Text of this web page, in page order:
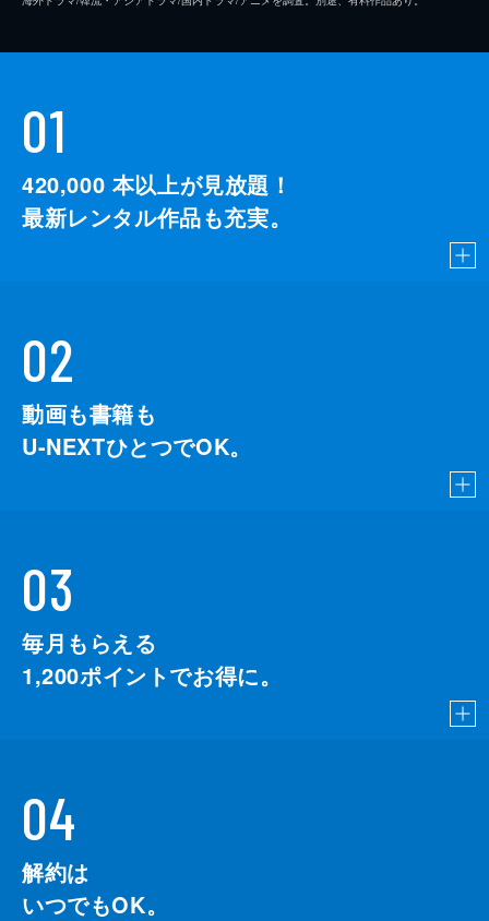
01
420,000 本以上が見放題！
最新レンタル作品も充実。
02
動画も書籍も
U-NEXTひとつでOK。
03
毎月もらえる
1,200ポイントでお得に。
04
解約は
いつでもOK。